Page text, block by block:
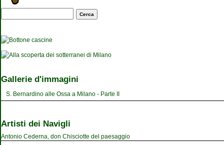
Maschera di ricerca
Gallerie d'immagini
S. Bernardino alle Ossa a Milano - Parte II
Artisti dei Navigli
Antonio Cederna, don Chisciotte del paesaggio